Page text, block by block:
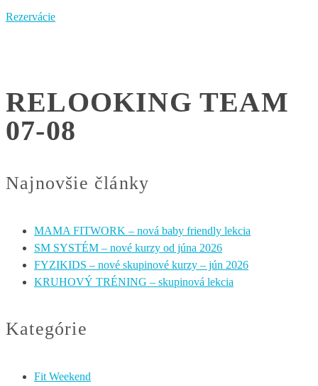
Rezervácie
RELOOKING TEAM
07-08
Najnovšie články
MAMA FITWORK – nová baby friendly lekcia
SM SYSTÉM – nové kurzy od júna 2026
FYZIKIDS – nové skupinové kurzy – jún 2026
KRUHOVÝ TRÉNING – skupinová lekcia
Kategórie
Fit Weekend